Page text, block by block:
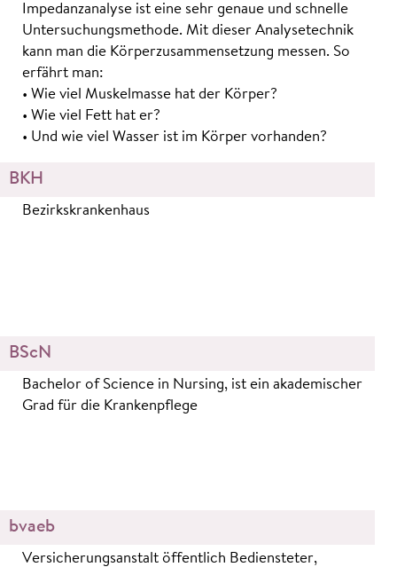
Impedanzanalyse ist eine sehr genaue und schnelle
Untersuchungsmethode. Mit dieser Analysetechnik
kann man die Körperzusammensetzung messen. So
erfährt man:
• Wie viel Muskelmasse hat der Körper?
• Wie viel Fett hat er?
• Und wie viel Wasser ist im Körper vorhanden?
BKH
Bezirkskrankenhaus
BScN
Bachelor of Science in Nursing, ist ein akademischer
Grad für die Krankenpflege
bvaeb
Versicherungsanstalt öffentlich Bediensteter,